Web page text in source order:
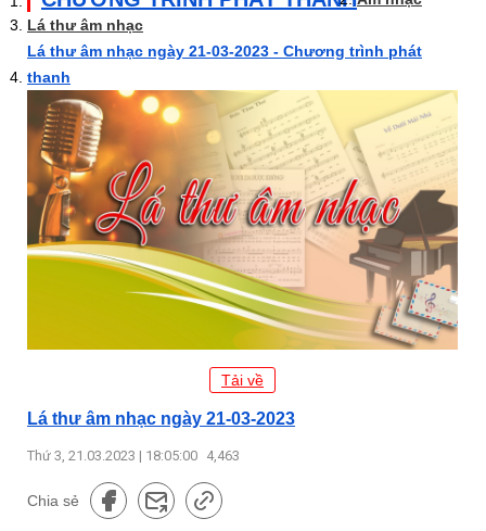
Lá thư âm nhạc
Lá thư âm nhạc ngày 21-03-2023 - Chương trình phát
thanh
Tải về
Lá thư âm nhạc ngày 21-03-2023
Thứ 3, 21.03.2023 | 18:05:00 4,463
Chia sẻ